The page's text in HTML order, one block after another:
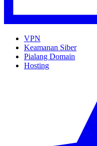
VPN
Keamanan Siber
Pialang Domain
Hosting